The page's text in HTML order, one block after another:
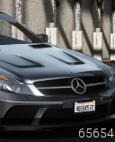
65654